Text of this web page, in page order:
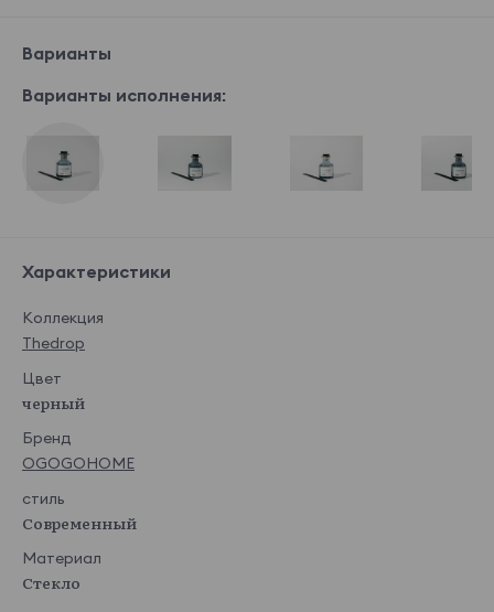
Варианты
Варианты исполнения:
Характеристики
Коллекция
Thedrop
Цвет
черный
Бренд
OGOGOHOME
стиль
Современный
Материал
Стекло